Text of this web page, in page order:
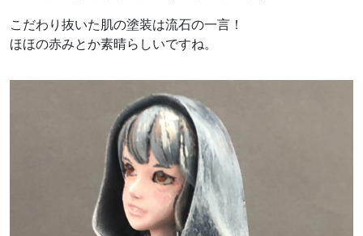
こだわり抜いた肌の塗装は流石の一言！
ほほの赤みとか素晴らしいですね。